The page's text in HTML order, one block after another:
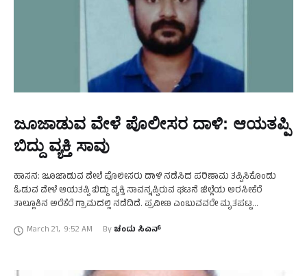
ಜೂಜಾಡುವ ವೇಳೆ ಪೊಲೀಸರ ದಾಳಿ: ಆಯತಪ್ಪಿ
ಬಿದ್ದು ವ್ಯಕ್ತಿ ಸಾವು
ಹಾಸನ: ಜೂಜಾಡುವ ವೇಲೆ ಪೊಲೀಸರು ದಾಳಿ ನಡೆಸಿದ ಪರಿಣಾಮ ತಪ್ಪಿಸಿಕೊಂಡು
ಓಡುವ ವೇಳೆ ಆಯತಪ್ಪಿ ಬಿದ್ದು ವ್ಯಕ್ತಿ ಸಾವನ್ನಪ್ಪಿರುವ ಘಟನೆ ಜಿಲ್ಲೆಯ ಅರಸೀಕೆರೆ
ತಾಲ್ಲೂಕಿನ ಅರೆಕೆರೆ ಗ್ರಾಮದಲ್ಲಿ ನಡೆದಿದೆ. ಪ್ರವೀಣ ಎಂಬುವವರೇ ಮೃತಪಟ್ಟ
March 21, 9:52 AM By ಚಂದು ಸಿಎನ್